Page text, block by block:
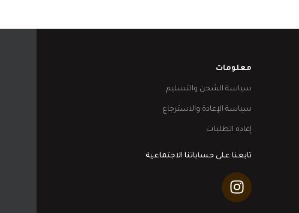
معلومات
سياسة الشحن والتسليم
سياسة الإعادة والاسترجاع
إعادة الطلبات
تابعنا على حساباتنا الاجتماعية